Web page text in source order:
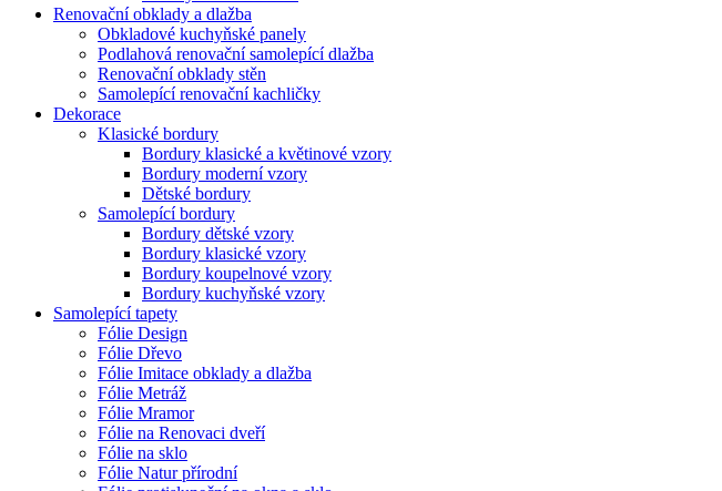
Renovační obklady a dlažba
Obkladové kuchyňské panely
Podlahová renovační samolepící dlažba
Renovační obklady stěn
Samolepící renovační kachličky
Dekorace
Klasické bordury
Bordury klasické a květinové vzory
Bordury moderní vzory
Dětské bordury
Samolepící bordury
Bordury dětské vzory
Bordury klasické vzory
Bordury koupelnové vzory
Bordury kuchyňské vzory
Samolepící tapety
Fólie Design
Fólie Dřevo
Fólie Imitace obklady a dlažba
Fólie Metráž
Fólie Mramor
Fólie na Renovaci dveří
Fólie na sklo
Fólie Natur přírodní